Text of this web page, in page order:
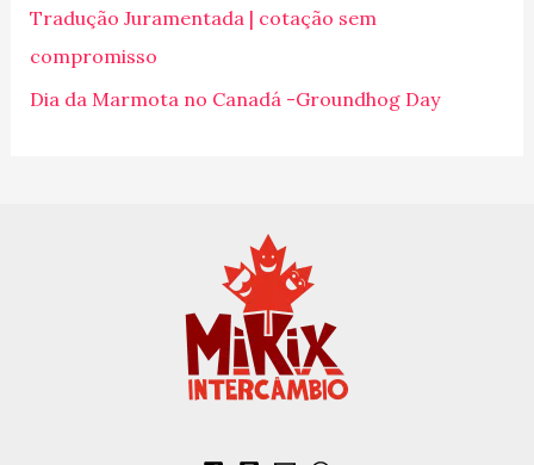
p
o
r
Tradução Juramentada | cotação sem
compromisso
Dia da Marmota no Canadá -Groundhog Day